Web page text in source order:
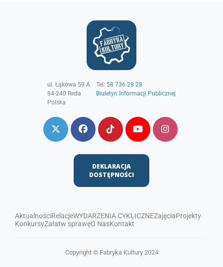
ul. Łąkowa 59 A
84-240 Reda
Polska
Tel: 58 736 28 28
Biuletyn Informacji Publicznej
DEKLARACJA
DOSTĘPNOŚCI
AktualnościRelacjeWYDARZENIA CYKLICZNEZajęciaProjekty
KonkursyZałatw sprawęO NasKontakt
Copyright © Fabryka Kultury 2024